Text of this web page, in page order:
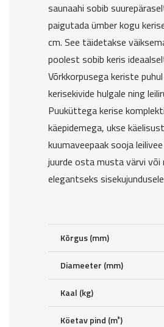
saunaahi sobib
paigutada ümber kogu
cm. See täidetakse
poolest sobib keris
Võrkkorpusega keriste
kerisekivide hulgale ning
Puuküttega kerise
käepidemega, ukse
kuumaveepaak sooja
juurde osta musta värvi
elegantseks
Kõrgus (mm)
Diameeter (mm)
Kaal (kg)
Köetav pind (m³)